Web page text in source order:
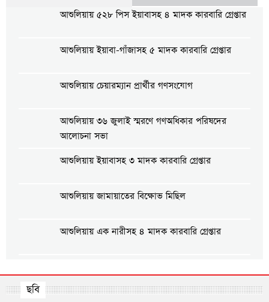
আশুলিয়ায় ৫২৮ পিস ইয়াবাসহ ৪ মাদক কারবারি গ্রেপ্তার
আশুলিয়ায় ইয়াবা-গাঁজাসহ ৫ মাদক কারবারি গ্রেপ্তার
আশুলিয়ায় চেয়ারম্যান প্রার্থীর গণসংযোগ
আশুলিয়ায় ৩৬ জুলাই স্মরণে গণঅধিকার পরিষদের
আলোচনা সভা
আশুলিয়ায় ইয়াবাসহ ৩ মাদক কারবারি গ্রেপ্তার
আশুলিয়ায় জামায়াতের বিক্ষোভ মিছিল
আশুলিয়ায় এক নারীসহ ৪ মাদক কারবারি গ্রেপ্তার
ছবি